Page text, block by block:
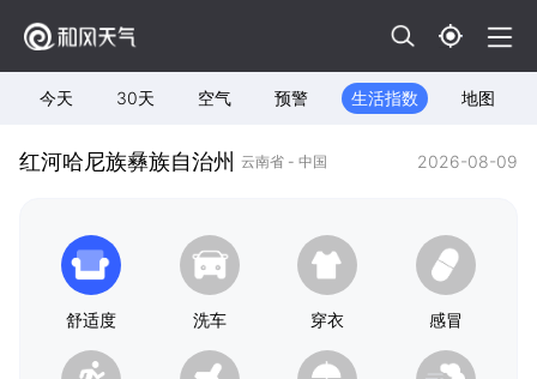
今天 30天 空气 预警 生活指数 地图
红河哈尼族彝族自治州 云南省 - 中国 2026-08-09
舒适度 洗车 穿衣 感冒